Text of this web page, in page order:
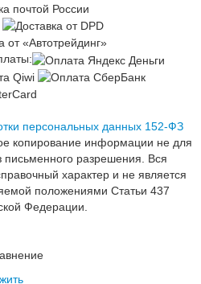
персональных данных 152-ФЗ
копирование информации не для
разрешения. Вся
характер и не является
положениями Статьи 437
Федерации.